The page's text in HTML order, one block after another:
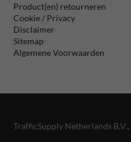
Product(en) retourneren
Cookie / Privacy
Disclaimer
Sitemap
Algemene Voorwaarden
TrafficSupply Netherlands B.V.,